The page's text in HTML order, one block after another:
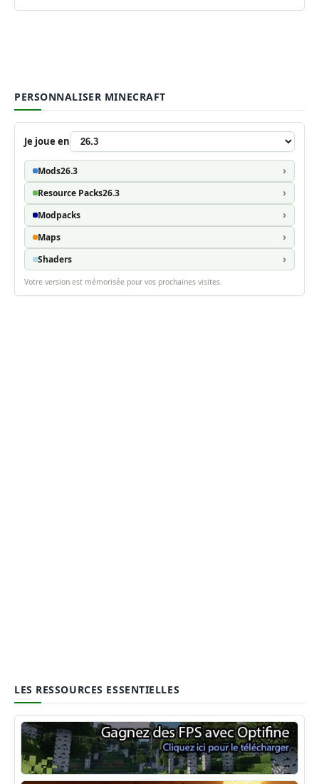
PERSONNALISER MINECRAFT
Je joue en
Mods26.3
Resource Packs26.3
Modpacks
Maps
Shaders
Votre version est mémorisée pour vos prochaines visites.
LES RESSOURCES ESSENTIELLES
Optifine